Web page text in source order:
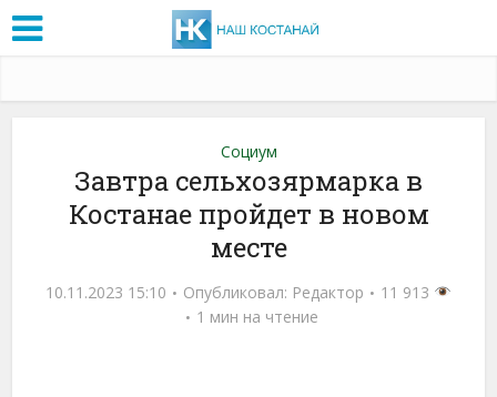
Социум
Завтра сельхозярмарка в
Костанае пройдет в новом
месте
10.11.2023 15:10 Опубликовал: Редактор
11 913
1 мин на чтение